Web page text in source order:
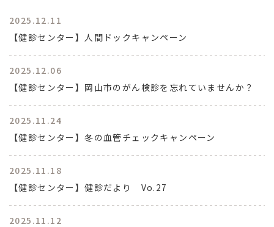
2025.12.11
【健診センター】人間ドックキャンペーン
2025.12.06
【健診センター】岡山市のがん検診を忘れていませんか？
2025.11.24
【健診センター】冬の血管チェックキャンペーン
2025.11.18
【健診センター】健診だより Vo.27
2025.11.12